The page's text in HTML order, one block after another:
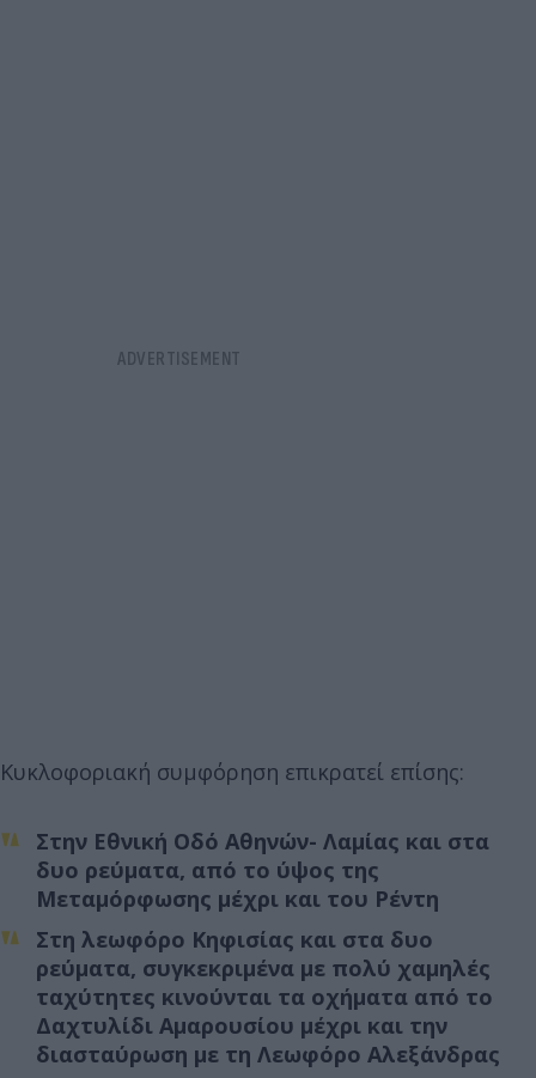
Κυκλοφοριακή συμφόρηση επικρατεί επίσης:
Στην Εθνική Οδό Αθηνών- Λαμίας και στα
δυο ρεύματα, από το ύψος της
Μεταμόρφωσης μέχρι και του Ρέντη
Στη λεωφόρο Κηφισίας και στα δυο
ρεύματα, συγκεκριμένα με πολύ χαμηλές
ταχύτητες κινούνται τα οχήματα από το
Δαχτυλίδι Αμαρουσίου μέχρι και την
διασταύρωση με τη Λεωφόρο Αλεξάνδρας